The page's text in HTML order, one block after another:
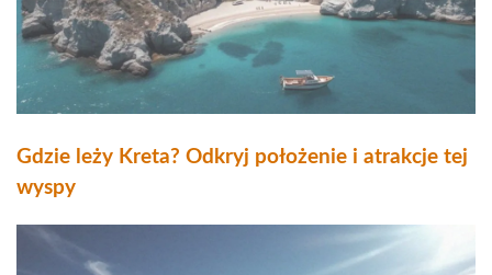
Gdzie leży Kreta? Odkryj położenie i atrakcje tej
wyspy